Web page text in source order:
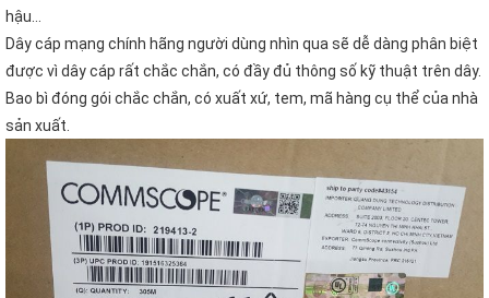
hậu…
Dây cáp mạng chính hãng người dùng nhìn qua sẽ dễ dàng phân biệt
được vì dây cáp rất chắc chắn, có đầy đủ thông số kỹ thuật trên dây.
Bao bì đóng gói chắc chắn, có xuất xứ, tem, mã hàng cụ thể của nhà
sản xuất.